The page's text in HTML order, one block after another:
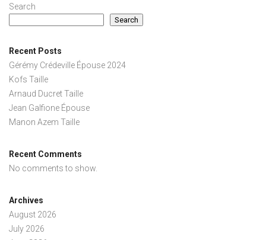
Search
Search
Recent Posts
Gérémy Crédeville Épouse 2024
Kofs Taille
Arnaud Ducret Taille
Jean Galfione Épouse
Manon Azem Taille
Recent Comments
No comments to show.
Archives
August 2026
July 2026